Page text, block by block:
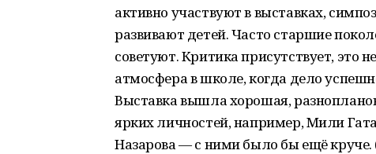
активно участвуют в выставках,
развивают детей. Часто старшие
советуют. Критика присутствует, это
атмосфера в школе, когда дело
Выставка вышла хорошая,
ярких личностей, например, Мили
Назарова — с ними было бы ещё